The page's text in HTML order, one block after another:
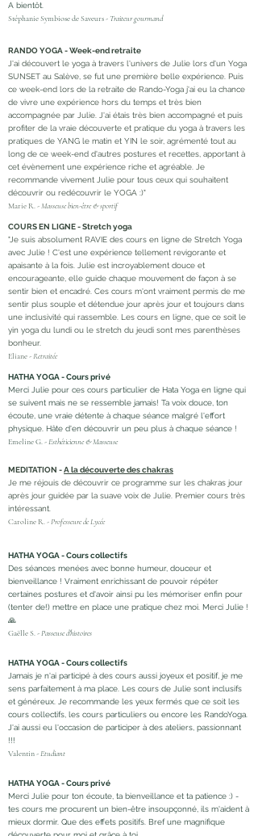
A bientôt.
Stéphanie Symbiose de Saveurs - Traiteur gourmand
RANDO YOGA - Week-end retraite
J'ai découvert le yoga à travers l'univers de Julie lors d'un Yoga
SUNSET au Salève, se fut une première belle expérience. Puis
ce week-end lors de la retraite de Rando-Yoga j'ai eu la chance
de vivre une expérience hors du temps et très bien
accompagnée par Julie. J'ai étais très bien accompagné et puis
profiter de la vraie découverte et pratique du yoga à travers les
pratiques de YANG le matin et YIN le soir, agrémenté tout au
long de ce week-end d'autres postures et recettes, apportant à
cet évènement une expérience riche et agréable. Je
recommande vivement Julie pour tous ceux qui souhaitent
découvrir ou redécouvrir le YOGA :)"
Marie R. -Masseuse bien-être & sportif
COURS EN LIGNE - Stretch yoga
"Je suis absolument RAVIE des cours en ligne de Stretch Yoga
avec Julie ! C'est une expérience tellement revigorante et
apaisante à la fois. Julie est incroyablement douce et
encourageante, elle guide chaque mouvement de façon à se
sentir bien et encadré. Ces cours m'ont vraiment permis de me
sentir plus souple et détendue jour après jour et toujours dans
une inclusivité qui rassemble. Les cours en ligne, que ce soit le
yin yoga du lundi ou le stretch du jeudi sont mes parenthèses
bonheur.
Eliane -Retraitée
HATHA YOGA - Cours privé
Merci Julie pour ces cours particulier de Hata Yoga en ligne qui
se suivent mais ne se ressemble jamais! Ta voix douce, ton
écoute, une vraie détente à chaque séance malgré l'effort
physique. Hâte d'en découvrir un peu plus à chaque séance !
Emeline G. -Esthéticienne & Masseuse
MEDITATION -A la découverte des chakras
Je me réjouis de découvrir ce programme sur les chakras jour
après jour guidée par la suave voix de Julie. Premier cours très
intéressant.
Caroline R. -Professeure de Lycée
HATHA YOGA - Cours collectifs
Des séances menées avec bonne humeur, douceur et
bienveillance ! Vraiment enrichissant de pouvoir répéter
certaines postures et d'avoir ainsi pu les mémoriser enfin pour
(tenter de!) mettre en place une pratique chez moi. Merci Julie !
🙏
Gaëlle S. -Passeuse d'histoires
HATHA YOGA - Cours collectifs
Jamais je n'ai participé à des cours aussi joyeux et positif, je me
sens parfaitement à ma place. Les cours de Julie sont inclusifs
et généreux. Je recommande les yeux fermés que ce soit les
cours collectifs, les cours particuliers ou encore les RandoYoga.
J'ai aussi eu l'occasion de participer à des ateliers, passionnant
!!!
Valentin -Etudiant
HATHA YOGA - Cours privé
Merci Julie pour ton écoute, ta bienveillance et ta patience :) -
tes cours me procurent un bien-être insoupçonné, ils m'aident à
mieux dormir. Que des effets positifs. Bref une magnifique